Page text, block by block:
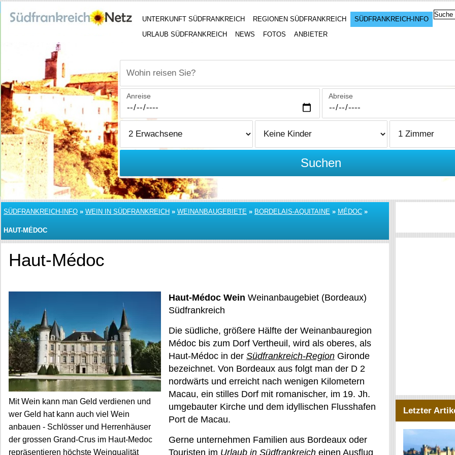
UNTERKUNFT SÜDFRANKREICH REGIONEN SÜDFRANKREICH
SÜDFRANKREICH-INFO
URLAUB SÜDFRANKREICH
NEWS FOTOS ANBIETER
Wohin reisen Sie?
Anreise Abreise
Suchen
SÜDFRANKREICH-INFO » WEIN IN SÜDFRANKREICH » WEINANBAUGEBIETE » BORDELAIS-AQUITAINE » MÉDOC »
HAUT-MÉDOC
Haut-Médoc
Mit Wein kann man Geld verdienen und
wer Geld hat kann auch viel Wein
anbauen - Schlösser und Herrenhäuser
der grossen Grand-Crus im Haut-Medoc
repräsentieren höchste Weinqualität
Haut-Médoc Wein Weinanbaugebiet (Bordeaux)
Südfrankreich
Die südliche, größere Hälfte der Weinanbauregion
Médoc bis zum Dorf Vertheuil, wird als oberes, als
Haut-Médoc in der Südfrankreich-Region Gironde
bezeichnet. Von Bordeaux aus folgt man der D 2
nordwärts und erreicht nach wenigen Kilometern
Macau, ein stilles Dorf mit romanischer, im 19. Jh.
umgebauter Kirche und dem idyllischen Flusshafen
Port de Macau.
Gerne unternehmen Familien aus Bordeaux oder
Touristen im Urlaub in Südfrankreich einen Ausflug
Letzter